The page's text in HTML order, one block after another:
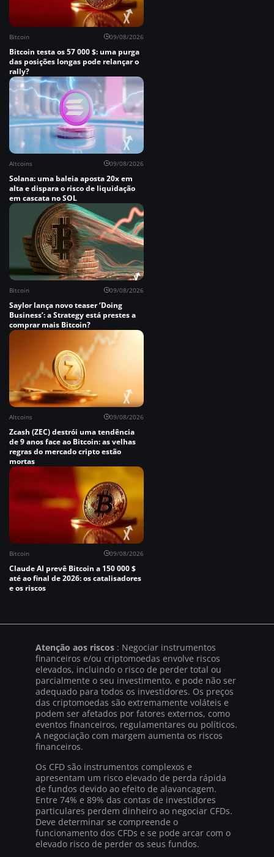
Bitcoin 09/08/2026
Bitcoin testa os 57 000 $: uma purga
das posições longas pode relançar o
rally?
Altcoins 09/08/2026
Solana: uma baleia aposta 20x em
alta e dispara o risco de liquidação
em cascata no SOL
Bitcoin 09/08/2026
Saylor lança novo teaser ‘Doing
Business’: a Strategy está prestes a
comprar mais Bitcoin?
Altcoins 09/08/2026
Zcash (ZEC) destrói uma tendência
de 9 anos face ao Bitcoin: as velhas
regras do mercado cripto estão
mortas
Bitcoin 09/08/2026
Claude AI prevê Bitcoin a 150 000 $
até ao final de 2026: os catalisadores
e os riscos
Atenção aos riscos : Negociar instrumentos
financeiros e/ou criptomoedas envolve riscos
elevados, incluindo o risco de perder total ou
parcialmente o seu investimento, e pode não ser
adequado para todos os investidores. Os preços
das criptomoedas são extremamente voláteis e
podem ser afetados por fatores externos, como
eventos financeiros, regulamentares ou políticos.
A negociação com margem aumenta os riscos
financeiros.
Os CFD são instrumentos complexos e
apresentam um risco elevado de perda rápida
de fundos devido ao efeito de alavancagem.
Entre 74% e 89% das contas de investidores
particulares perdem dinheiro ao negociar CFDs.
Deve determinar se compreende o
funcionamento dos CFDs e se pode arcar com o
elevado risco de perder os seus fundos.